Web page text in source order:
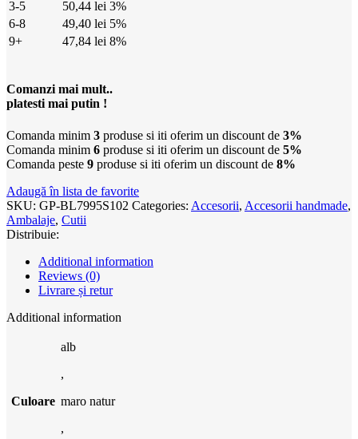
3-5 50,44 lei 3%
6-8
49,40 lei 5%
9+
47,84 lei 8%
Comanzi mai mult..
platesti mai putin !
Comanda minim 3 produse si iti oferim un discount de 3%
Comanda minim 6 produse si iti oferim un discount de 5%
Comanda peste 9 produse si iti oferim un discount de 8%
Adaugă în lista de favorite
SKU: GP-BL7995S102 Categories: Accesorii, Accesorii handmade,
Ambalaje, Cutii
Distribuie:
Additional information
Reviews (0)
Livrare și retur
Additional information
Culoare
alb
,
maro natur
,